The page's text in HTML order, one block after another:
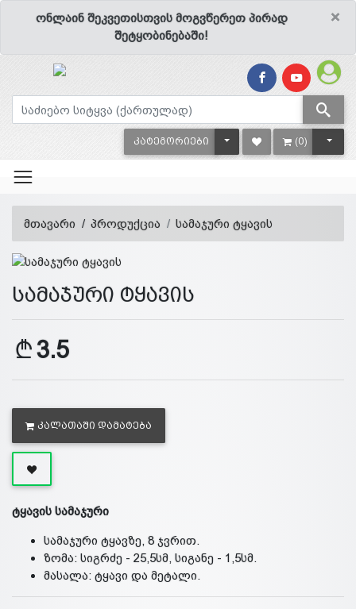
×
ონლაინ შეკვეთისთვის მოგვწერეთ პირად
შეტყობინებაში!
ᲙᲐᲢᲔᲒᲝᲠᲘᲔᲑᲘ TOGGLE DROPDOWN
(0)
მთავარი პროდუქცია სამაჯური ტყავის
სამაჯური ტყავის
3.5
ᲙᲐᲚᲐᲗᲐᲨᲘ ᲓᲐᲛᲐᲢᲔᲑᲐ
ტყავის სამაჯური
სამაჯური ტყავზე, 8 ჯვრით.
ზომა: სიგრძე - 25,5სმ, სიგანე - 1,5სმ.
მასალა: ტყავი და მეტალი.